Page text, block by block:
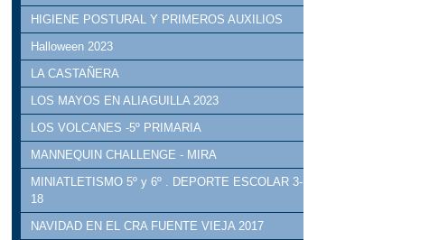
HIGIENE POSTURAL Y PRIMEROS AUXILIOS
Halloween 2023
LA CASTAÑERA
LOS MAYOS EN ALIAGUILLA 2023
LOS VOLCANES -5º PRIMARIA
MANNEQUIN CHALLENGE - MIRA
MINIATLETISMO 5º y 6º . DEPORTE ESCOLAR 3-
18
NAVIDAD EN EL CRA FUENTE VIEJA 2017